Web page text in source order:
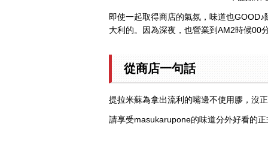
即使一起取得商店的氣氛，味道也
大利的。因為深夜，也營業到AM2時候00
從商店一句話
提拉米蘇為拿出流利的嘴邊不使用膠，沒
請享受masukarupone的味道分外好看的